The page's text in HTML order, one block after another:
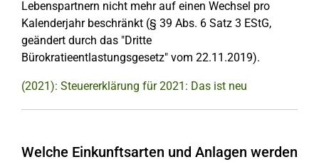
Lebenspartnern nicht mehr auf einen Wechsel pro
Kalenderjahr beschränkt (§ 39 Abs. 6 Satz 3 EStG,
geändert durch das "Dritte
Bürokratieentlastungsgesetz" vom 22.11.2019).
(2021): Steuererklärung für 2021: Das ist neu
Welche Einkunftsarten und Anlagen werden